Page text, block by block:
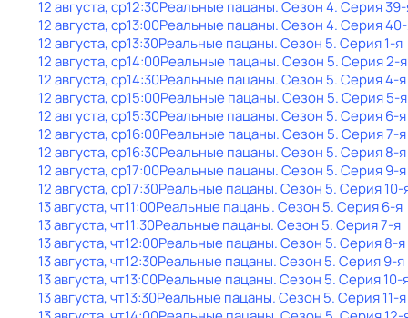
12 августа, ср12:30Реальные пацаны. Сезон 4. Серия
12 августа, ср13:00Реальные пацаны. Сезон 4. Серия
12 августа, ср13:30Реальные пацаны. Сезон 5. Серия 1-я
12 августа, ср14:00Реальные пацаны. Сезон 5. Серия 2-я
12 августа, ср14:30Реальные пацаны. Сезон 5. Серия 4-я
12 августа, ср15:00Реальные пацаны. Сезон 5. Серия 5-я
12 августа, ср15:30Реальные пацаны. Сезон 5. Серия 6-я
12 августа, ср16:00Реальные пацаны. Сезон 5. Серия 7-я
12 августа, ср16:30Реальные пацаны. Сезон 5. Серия 8-я
12 августа, ср17:00Реальные пацаны. Сезон 5. Серия 9-я
12 августа, ср17:30Реальные пацаны. Сезон 5. Серия 10-
13 августа, чт11:00Реальные пацаны. Сезон 5. Серия 6-я
13 августа, чт11:30Реальные пацаны. Сезон 5. Серия 7-я
13 августа, чт12:00Реальные пацаны. Сезон 5. Серия 8-я
13 августа, чт12:30Реальные пацаны. Сезон 5. Серия 9-я
13 августа, чт13:00Реальные пацаны. Сезон 5. Серия 10-
13 августа, чт13:30Реальные пацаны. Сезон 5. Серия 11-я